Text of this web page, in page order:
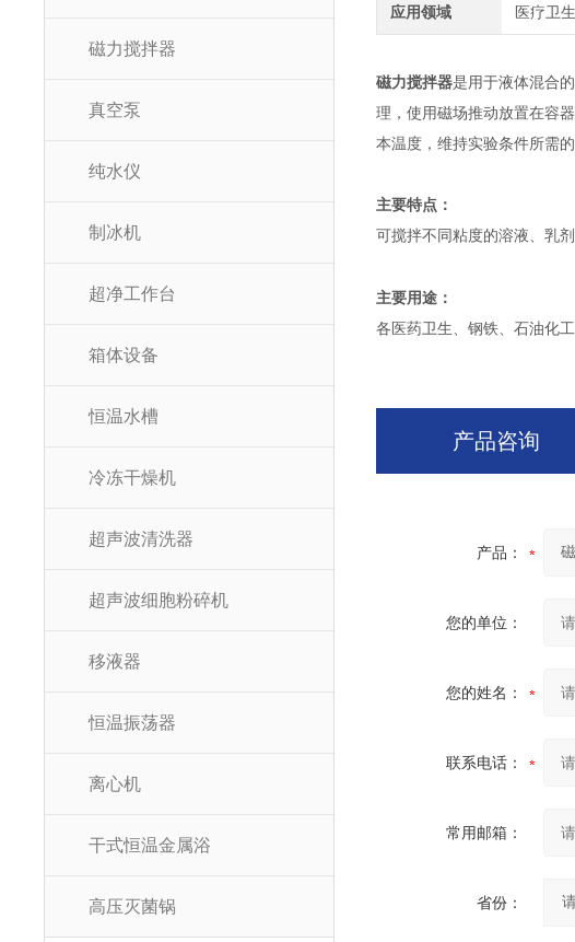
磁力搅拌器
真空泵
纯水仪
制冰机
超净工作台
箱体设备
恒温水槽
冷冻干燥机
超声波清洗器
超声波细胞粉碎机
移液器
恒温振荡器
离心机
干式恒温金属浴
高压灭菌锅
应用领域 医疗卫
磁力搅拌器是用于液体混合
理，使用磁场推动放置在容
本温度，维持实验条件所需
主要特点：
可搅拌不同粘度的溶液、乳
主要用途：
各医药卫生、钢铁、石油化
产品咨询
产品：
您的单位：
您的姓名：
联系电话：
常用邮箱：
省份：